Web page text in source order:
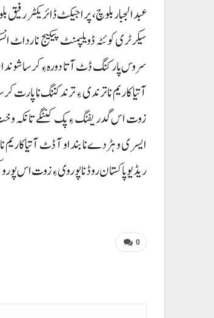
عبدالجبار بلوچ، پراجیکٹ ڈائریکٹر
سیکرٹری کوئٹہ ڈویلپمنٹ پیکیج نا رداٹ
سروس پارکنگ ڈٹ آتا دورہ ءِ کرسا
آتیا کاریم نا ترندی ءِ ترند کننگ نا
زوت اس گدریفنگ ءِ پک کننگے تانکہ
ایسری و ہڑدے نا بنداو آ ڈٹ آتیا
ریڈیو پاکستان روڈ نا پوروی ءِ زوت اس
0